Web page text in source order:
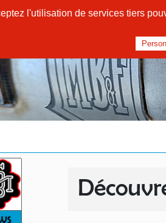
l'utilisation de services tiers